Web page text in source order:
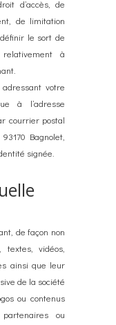
d’accès, de
de limitation
le sort de
à
votre
à l’adresse
courrier postal
Bagnolet,
signée.
de façon non
textes, vidéos,
ainsi que leur
de la société
ou contenus
ou